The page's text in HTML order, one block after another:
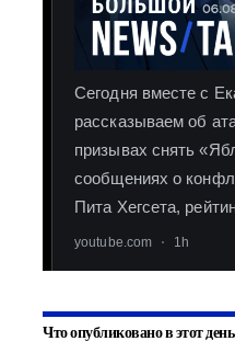
Что опубликовано в этот день